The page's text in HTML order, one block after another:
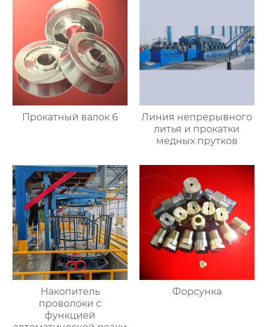
Прокатный валок 6
Линия непрерывного
литья и прокатки
медных прутков
Накопитель
проволоки с
функцией
Форсунка